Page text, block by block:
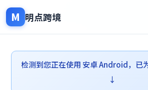
M 明点跨境
检测到您正在使用 安卓 Android，已
↓